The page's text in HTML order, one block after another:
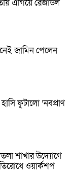
এগিয়ে রেজাউল
জামিন পেলেন
ফুটালো ‘নবপ্রাণ
শাখার উদ্যোগে
ওয়ার্কশপ